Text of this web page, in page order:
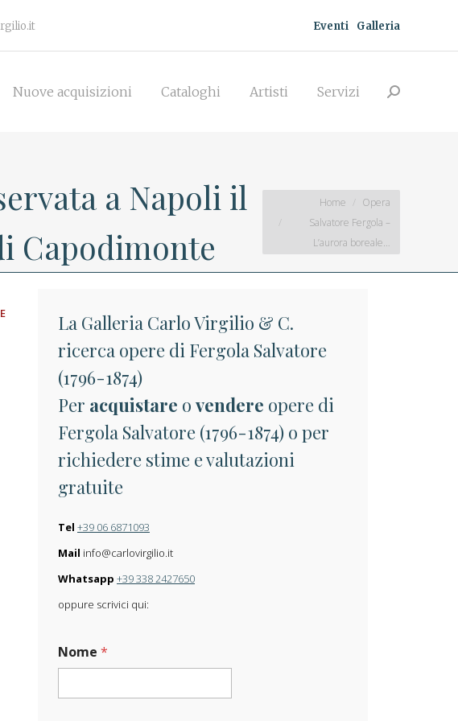
Eventi Galleria
Nuove acquisizioni Cataloghi Artisti Servizi Search:
a Napoli il
Capodimonte
You are here:Home
Opera
Salvatore Fergola –
L’aurora boreale…
La Galleria Carlo Virgilio & C.
ricerca opere di Fergola Salvatore
(1796-1874)
Per acquistare o vendere opere di
Fergola Salvatore (1796-1874) o per
richiedere stime e valutazioni
gratuite
Tel +39 06 6871093
Mail info@carlovirgilio.it
Whatsapp +39 338 2427650
oppure scrivici qui:
a
r
c
Nome *